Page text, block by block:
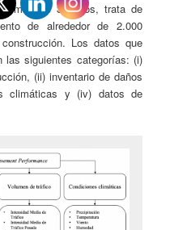
más de 30 años, trata de
de alrededor de 2.000
Los datos que
las siguientes categorías: (i)
(ii) inventario de daños
climáticas y (iv) datos de